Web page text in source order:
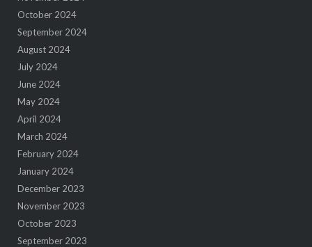
October 2024
September 2024
August 2024
July 2024
June 2024
May 2024
April 2024
March 2024
February 2024
January 2024
December 2023
November 2023
October 2023
September 2023